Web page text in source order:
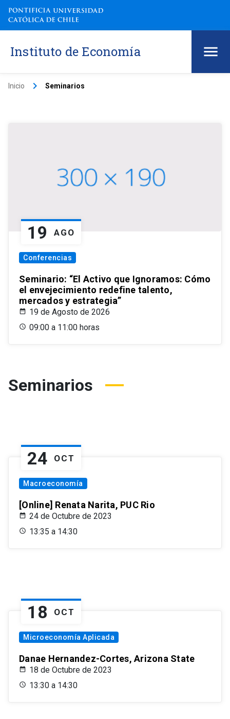
Instituto de Economía
Inicio keyboard_arrow_right Seminarios
19 AGO
Conferencias
Seminario: “El Activo que Ignoramos: Cómo
el envejecimiento redefine talento,
mercados y estrategia”
19 de Agosto de 2026
09:00 a 11:00 horas
Seminarios
24 OCT
Macroeconomía
[Online] Renata Narita, PUC Rio
24 de Octubre de 2023
13:35 a 14:30
18 OCT
Microeconomía Aplicada
Danae Hernandez-Cortes, Arizona State
18 de Octubre de 2023
13:30 a 14:30